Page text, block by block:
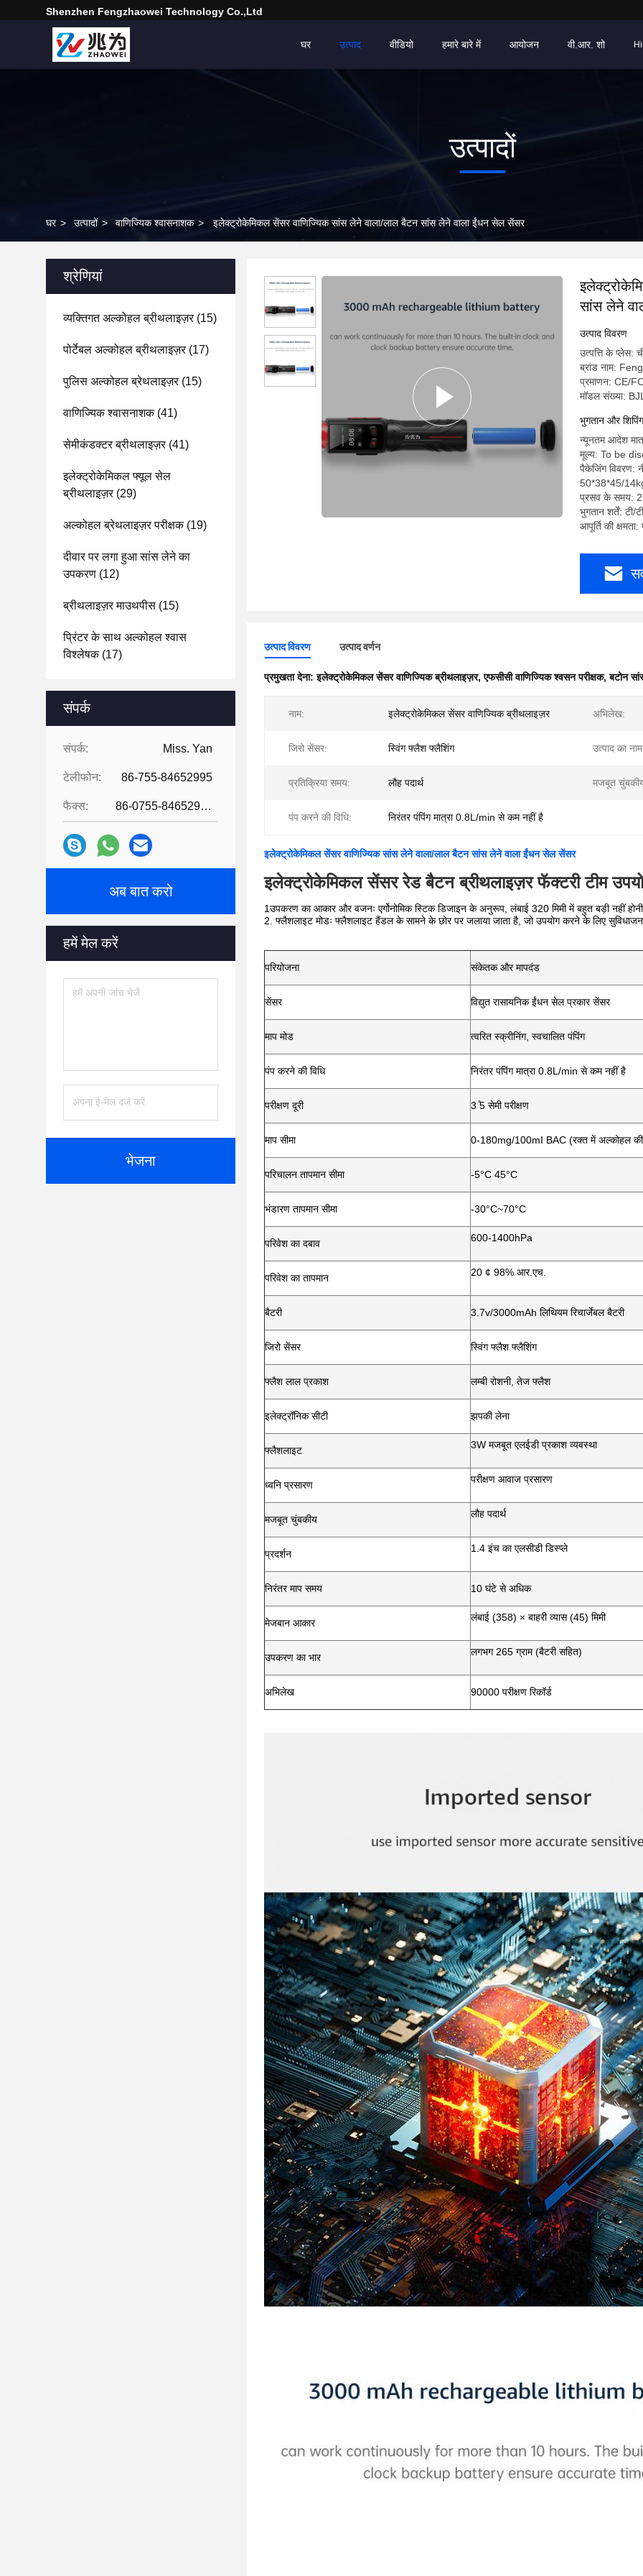
Shenzhen Fengzhaowei Technology Co.,Ltd
घर उत्पाद वीडियो हमारे बारे में आयोजन वी.आर. शो
उत्पादों
घर > उत्पादों > वाणिज्यिक श्वासनाशक > इलेक्ट्रोकेमिकल सेंसर वाणिज्यिक सांस लेने वाला/लाल बैटन सांस लेने वाला ईंधन सेल सेंसर
श्रेणियां
व्यक्तिगत अल्कोहल ब्रीथलाइज़र(15)
पोर्टेबल अल्कोहल ब्रीथलाइज़र(17)
पुलिस अल्कोहल ब्रेथलाइज़र(15)
वाणिज्यिक श्वासनाशक(41)
सेमीकंडक्टर ब्रीथलाइज़र(41)
इलेक्ट्रोकेमिकल फ्यूल सेल
ब्रीथलाइज़र(29)
अल्कोहल ब्रेथलाइज़र परीक्षक(19)
दीवार पर लगा हुआ सांस लेने का
उपकरण (12)
ब्रीथलाइज़र माउथपीस (15)
प्रिंटर के साथ अल्कोहल श्वास
विश्लेषक(17)
संपर्क
संपर्क: Miss. Yan
टेलीफोन: 86-755-84652995
फैक्स: 86-0755-84652995
अब बात करो
हमें मेल करें
भेजना
सांस लेने
उत्पाद विवरण
उत्पत्ति के प्लेस:
ब्रांड नाम:
प्रमाणन: CE/
मॉडल संख्या:
भुगतान और
न्यूनतम आदेश
मूल्य: To be
पैकेजिंग विवरण:
50*38*45/
प्रसव के समय: 2-
भुगतान शर्तें: टी/टी
आपूर्ति की
उत्पाद विवरण उत्पाद वर्णन
प्रमुखता देना:इलेक्ट्रोकेमिकल सेंसर वाणिज्यिक ब्रीथलाइज़र,एफसीसी वाणिज्यिक श्वसन परीक्षक,बटोन
नाम: इलेक्ट्रोकेमिकल सेंसर वाणिज्यिक ब्रीथलाइज़र अभिलेख:
जिरो सेंसर: स्विंग फ्लैश फ्लैशिंग उत्पाद का
प्रतिक्रिया समय: लौह पदार्थ मजबूत
पंप करने की विधि: निरंतर पंपिंग मात्रा 0.8L/min से कम नहीं है
इलेक्ट्रोकेमिकल सेंसर वाणिज्यिक सांस लेने वाला/लाल बैटन सांस लेने वाला ईंधन सेल सेंसर
इलेक्ट्रोकेमिकल सेंसर रेड बैटन ब्रीथलाइज़र फॅक्टरी टीम
1उपकरण का आकार और वजनः एर्गोनोमिक स्टिक डिजाइन के अनुरूप, लंबाई 320 मिमी में बहुत बड़ी नहीं
2. फ्लैशलाइट मोडः फ्लैशलाइट हैंडल के सामने के छोर पर जलाया जाता है, जो उपयोग करने के लिए
परियोजना संकेतक और मापदंड
सेंसर विद्युत रासायनिक ईंधन सेल प्रकार सेंसर
माप मोड त्वरित स्क्रीनिंग, स्वचालित पंपिंग
पंप करने की विधि निरंतर पंपिंग मात्रा 0.8L/min से कम नहीं है
परीक्षण दूरी 3 ̊5 सेमी परीक्षण
माप सीमा 0-180mg/100mI BAC (रक्त में अल्कोहल की
परिचालन तापमान सीमा -5°C 45°C
भंडारण तापमान सीमा -30°C~70°C
परिवेश का दबाव 600-1400hPa
परिवेश का तापमान 20 ¢ 98% आर.एच.
बैटरी 3.7v/3000mAh लिथियम रिचार्जेबल बैटरी
जिरो सेंसर स्विंग फ्लैश फ्लैशिंग
फ्लैश लाल प्रकाश लम्बी रोशनी, तेज फ्लैश
इलेक्ट्रॉनिक सीटी झपकी लेना
फ्लैशलाइट 3W मजबूत एलईडी प्रकाश व्यवस्था
ध्वनि प्रसारण परीक्षण आवाज प्रसारण
मजबूत चुंबकीय लौह पदार्थ
प्रदर्शन 1.4 इंच का एलसीडी डिस्प्ले
निरंतर माप समय 10 घंटे से अधिक
मेजबान आकार लंबाई (358) × बाहरी व्यास (45) मिमी
उपकरण का भार लगभग 265 ग्राम (बैटरी सहित)
अभिलेख 90000 परीक्षण रिकॉर्ड